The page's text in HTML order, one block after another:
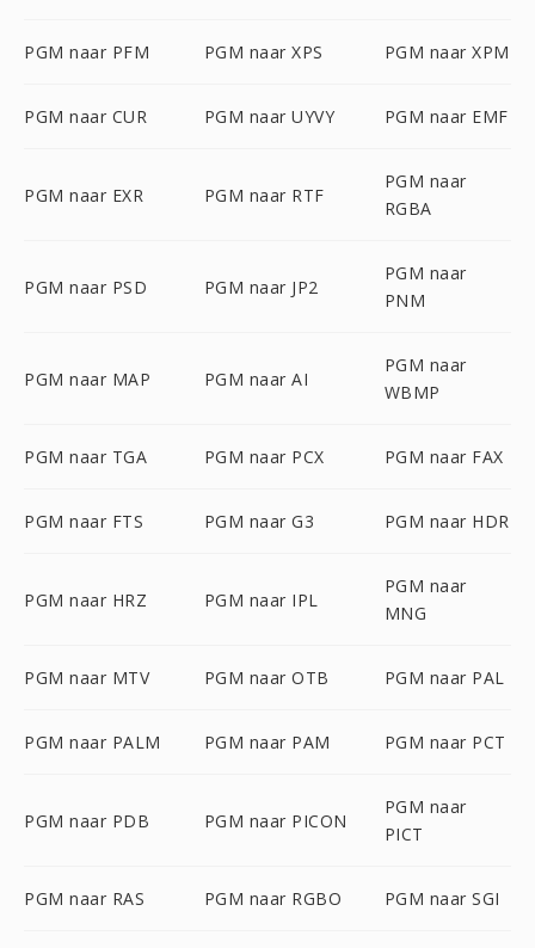
PGM naar PFM PGM naar XPS PGM naar XPM
PGM naar CUR PGM naar UYVY PGM naar EMF
PGM naar EXR PGM naar RTF
PGM naar
RGBA
PGM naar PSD PGM naar JP2
PGM naar
PNM
PGM naar MAP PGM naar AI
PGM naar
WBMP
PGM naar TGA PGM naar PCX PGM naar FAX
PGM naar FTS PGM naar G3 PGM naar HDR
PGM naar HRZ PGM naar IPL
PGM naar
MNG
PGM naar MTV PGM naar OTB PGM naar PAL
PGM naar PALM PGM naar PAM PGM naar PCT
PGM naar PDB PGM naar PICON
PGM naar
PICT
PGM naar RAS PGM naar RGBO PGM naar SGI